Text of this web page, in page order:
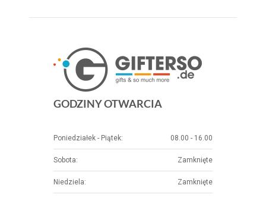
GODZINY OTWARCIA
Poniedziałek - Piątek: 08.00 - 16.00
Sobota: Zamknięte
Niedziela: Zamknięte